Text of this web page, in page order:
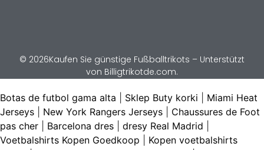
© 2026Kaufen Sie günstige Fußballtrikots – Unterstützt
von Billigtrikotde.com.
Botas de futbol gama alta Sklep Buty korki
Miami Heat
Jerseys
New York Rangers Jerseys
Chaussures de Foot
pas cher
Barcelona dres dresy Real Madrid
Voetbalshirts Kopen Goedkoop
Kopen voetbalshirts